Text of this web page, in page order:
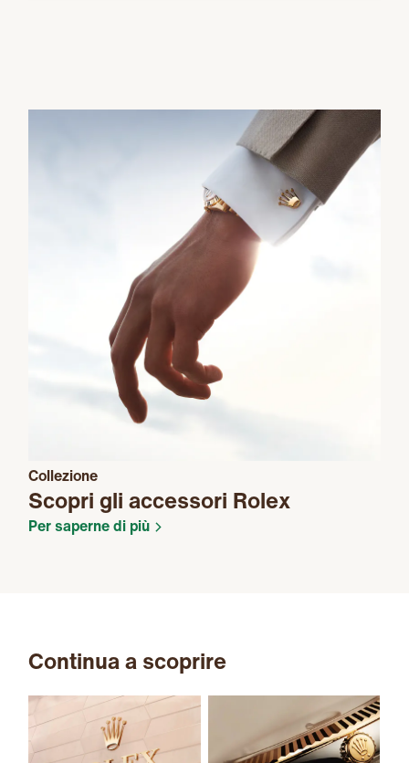
Collezione
Scopri gli accessori Rolex
Per saperne di più
Continua a scoprire